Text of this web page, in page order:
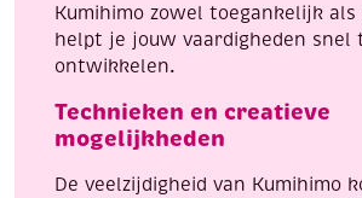
Kumihimo zowel toegankelijk als
helpt je jouw vaardigheden snel
ontwikkelen.
Technieken en creatieve
mogelijkheden
De veelzijdigheid van Kumihimo